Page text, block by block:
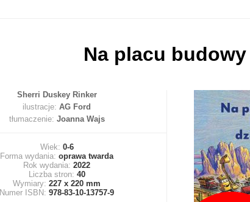
Na placu
Sherri Duskey Rinker
ilustracje: AG Ford
tłumaczenie: Joanna Wajs
Wiek: 0-6
Forma wydania: oprawa twarda
Rok wydania: 2022
Liczba stron: 40
Wymiary: 227 x 220 mm
Numer ISBN: 978-83-10-13757-9